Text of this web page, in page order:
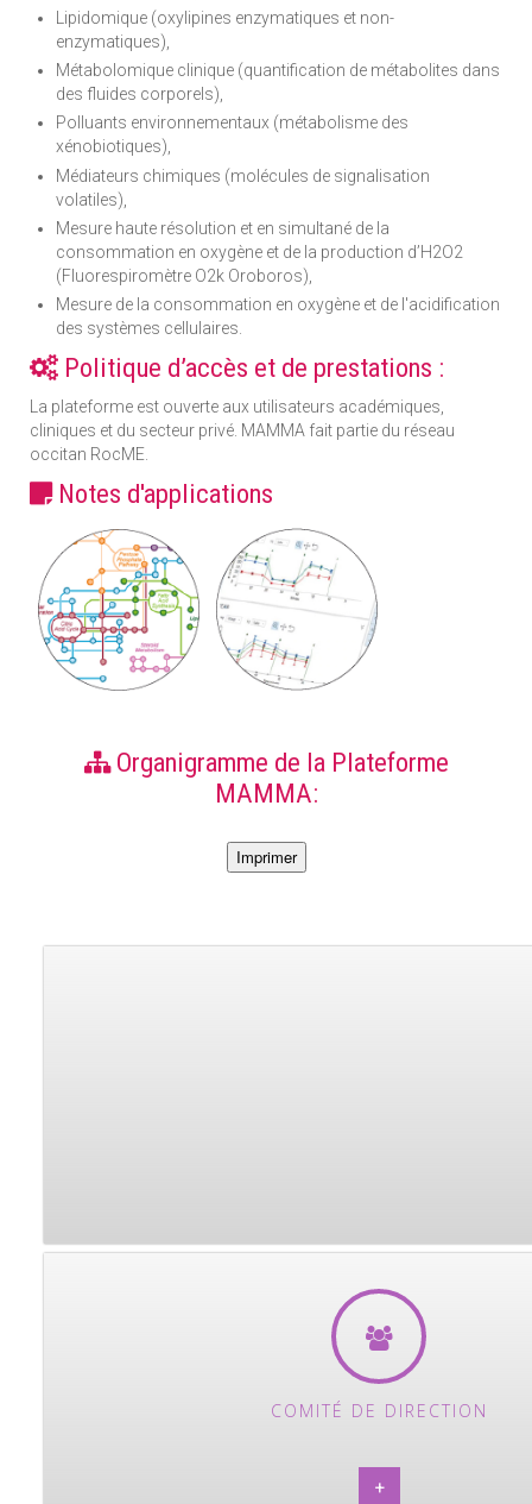
Lipidomique (oxylipines enzymatiques et non-
enzymatiques),
Métabolomique clinique (quantification de métabolites dans
des fluides corporels),
Polluants environnementaux (métabolisme des
xénobiotiques),
Médiateurs chimiques (molécules de signalisation
volatiles),
Mesure haute résolution et en simultané de la
consommation en oxygène et de la production d’H2O2
(Fluorespiromètre O2k Oroboros),
Mesure de la consommation en oxygène et de l'acidification
des systèmes cellulaires.
Politique d’accès et de prestations :
La plateforme est ouverte aux utilisateurs académiques,
cliniques et du secteur privé. MAMMA fait partie du réseau
occitan RocME.
Notes d'applications
Organigramme de la Plateforme
MAMMA:
COMITÉ DE DIRECTION
+